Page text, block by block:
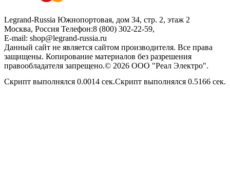
Legrand-Russia Южнопортовая, дом 34, стр. 2, этаж 2
Москва, Россия Телефон:8 (800) 302-22-59,
E-mail: shop@legrand-russia.ru
Данный сайт не является сайтом производителя. Все права
защищены. Копирование материалов без разрешения
правообладателя запрещено.© 2026 ООО "Реал Электро".
Скрипт выполнялся 0.0014 сек.Скрипт выполнялся 0.5166 сек.